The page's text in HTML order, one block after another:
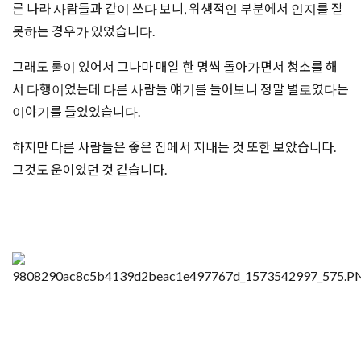
른 나라 사람들과 같이 쓰다 보니, 위생적인 부분에서 인지를 잘
못하는 경우가 있었습니다.
그래도 룰이 있어서 그나마 매일 한 명씩 돌아가면서 청소를 해
서 다행이었는데 다른 사람들 얘기를 들어보니 정말 별로였다는
이야기를 들었었습니다.
하지만 다른 사람들은 좋은 집에서 지내는 것 또한 보았습니다.
그것도 운이었던 것 같습니다.